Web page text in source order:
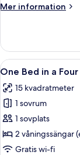
With
Mer information
Mer
Bed
Private
Room
Shared
Bathroom
Öppna
alla
foton
för
One
Bed
in
7
One Bed in a
15 kvadratmeter
1 sovrum
1 sovplats
2 våningssängar
Gratis wi-fi